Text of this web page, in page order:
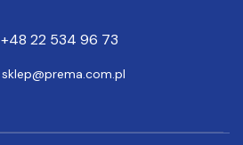
+48 22 534 96 73
sklep@prema.com.pl